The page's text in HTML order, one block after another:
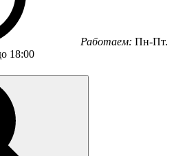
Работаем: Пн-Пт.
18:00